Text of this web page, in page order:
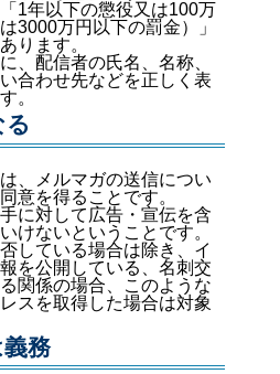
1年以下の懲役又は100万
3000万円以下の罰金）」
ります。
、配信者の氏名、名称、
合わせ先などを正しく表
。
る
、メルマガの送信につい
意を得ることです。
に対して広告・宣伝を含
けないということです。
している場合は除き、イ
を公開している、名刺交
関係の場合、このような
スを取得した場合は対象
務